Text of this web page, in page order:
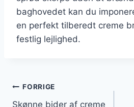
baghovedet kan du
en perfekt tilberedt creme
festlig lejlighed.
Indlægsnavigation
FORRIGE
Skønne bider af creme